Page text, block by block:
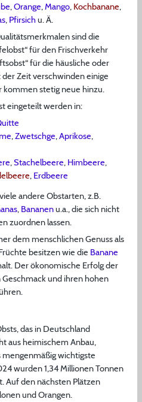
, Orange, Mango, Kochbanane,
, Pfirsichu. Ä.
sind die
für den Frischverkehr
für die häusliche oder
Zeit verschwinden einige
stetig neue hinzu.
eingeteilt werden in:
, Zwetschge, Aprikose,
, Stachelbeere, Himbeere,
, Erdbeere
andere Obstarten, z.B.
, Bananenu.a., die sich nicht
zuordnen lassen.
dem menschlichen Genuss als
besitzen wie die Banane
Der ökonomische Erfolg der
und ihren hohen
das in Deutschland
aus heimischem Anbau,
wichtigste
wurden 1,34 Millionen Tonnen
Auf den nächsten Plätzen
und Orangen.